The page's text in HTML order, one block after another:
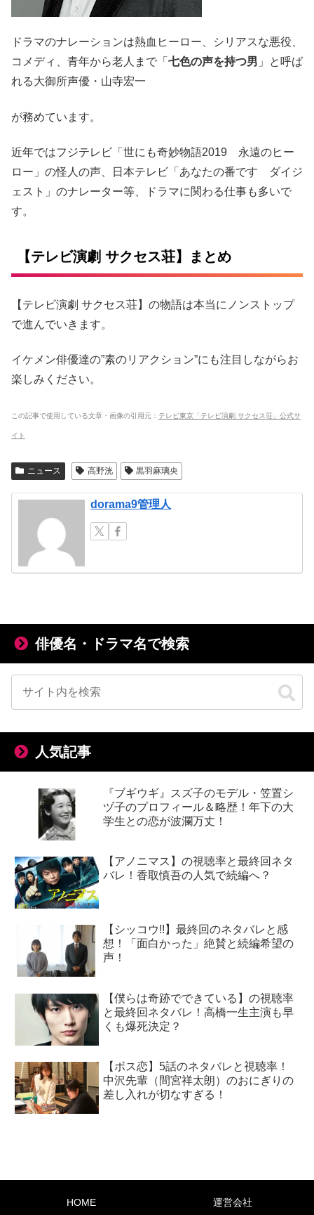
ドラマのナレーションは熱血ヒーロー、シリアスな悪役、
コメディ、青年から老人まで「 七色の声を持つ男 」と呼ば
れる大御所声優・山寺宏一
が務めています。
近年ではフジテレビ「世にも奇妙物語2019 永遠のヒー
ロー」の怪人の声、日本テレビ「あなたの番です ダイジ
ェスト」のナレーター等、ドラマに関わる仕事も多いで
す。
【テレビ演劇 サクセス荘】まとめ
【テレビ演劇 サクセス荘】の物語は本当にノンストップ
で進んでいきます。
イケメン俳優達の”素のリアクション”にも注目しながらお
楽しみください。
この記事で使用している文章・画像の引用元： テレビ東京「テレビ演劇 サクセス荘」公式サ
イト
ニュース 高野洸 黒羽麻璃央
dorama9管理人
俳優名・ドラマ名で検索
人気記事
『ブギウギ』スズ子のモデル・笠置シ
ヅ子のプロフィール＆略歴！年下の大
学生との恋が波瀾万丈！
【アノニマス】の視聴率と最終回ネタ
バレ！香取慎吾の人気で続編へ？
【シッコウ!!】最終回のネタバレと感
想！「面白かった」絶賛と続編希望の
声！
【僕らは奇跡でできている】の視聴率
と最終回ネタバレ！高橋一生主演も早
くも爆死決定？
【ボス恋】5話のネタバレと視聴率！
中沢先輩（間宮祥太朗）のおにぎりの
差し入れが切なすぎる！
HOME 運営会社